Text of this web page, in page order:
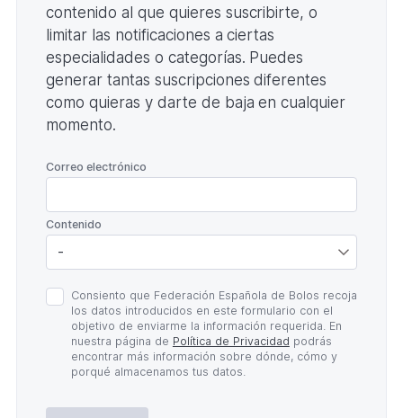
contenido al que quieres suscribirte, o
limitar las notificaciones a ciertas
especialidades o categorías. Puedes
generar tantas suscripciones diferentes
como quieras y darte de baja en cualquier
momento.
Correo electrónico
Contenido
Política
de
Privacidad
Consiento que Federación Española de Bolos recoja
los datos introducidos en este formulario con el
objetivo de enviarme la información requerida. En
nuestra página de Política de Privacidad podrás
encontrar más información sobre dónde, cómo y
porqué almacenamos tus datos.